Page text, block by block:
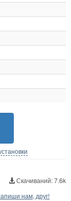
Скачиваний: 7.6k
нам, друг!